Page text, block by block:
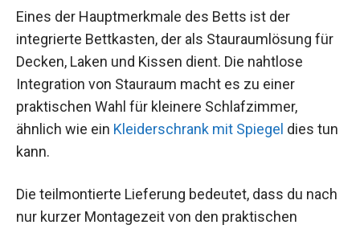
Eines der Hauptmerkmale des Betts ist der
integrierte Bettkasten, der als Stauraumlösung für
Decken, Laken und Kissen dient. Die nahtlose
Integration von Stauraum macht es zu einer
praktischen Wahl für kleinere Schlafzimmer,
ähnlich wie ein Kleiderschrank mit Spiegel dies tun
kann.
Die teilmontierte Lieferung bedeutet, dass du nach
nur kurzer Montagezeit von den praktischen